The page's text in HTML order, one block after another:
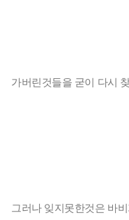
가버린것들을 굳이 다시
그러나 잊지못한것은 바